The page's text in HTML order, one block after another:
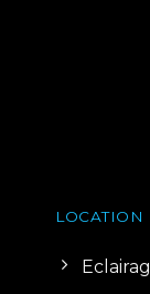
LOCATION